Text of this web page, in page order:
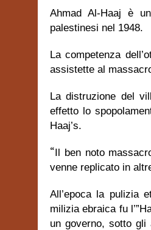
Ahmad Al-Haaj è
palestinesi nel 1948.
La competenza
assistette al
La distruzione del
effetto lo
Haaj’s.
“Il ben noto
venne replicato in
All’epoca la pulizia
milizia ebraica fu
un governo, sotto gli